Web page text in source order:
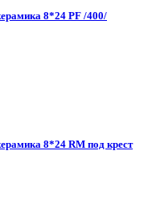
8*24 PF /400/
8*24 RM под крест